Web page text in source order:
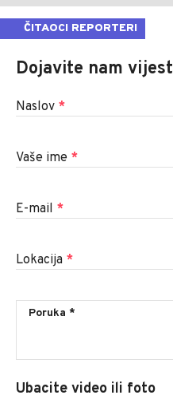
ČITAOCI REPORTERI
Dojavite nam vijest
Naslov *
Vaše ime *
E-mail *
Lokacija *
Ubacite video ili foto